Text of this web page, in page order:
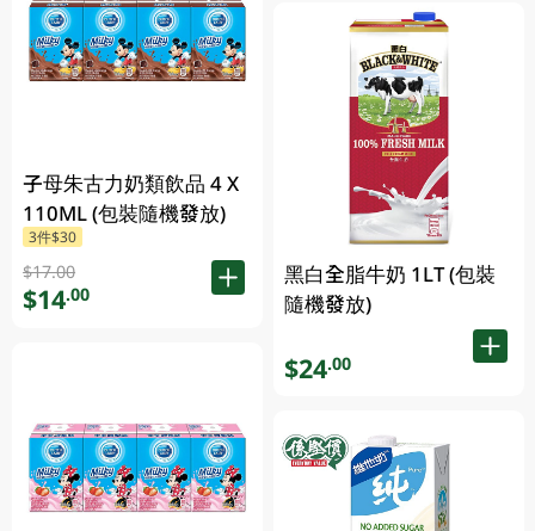
子母朱古力奶類飲品 4 X
110ML (包裝隨機發放)
3件$30
$17.00
$14.00
黑白全脂牛奶 1LT (包裝
隨機發放)
$24.00